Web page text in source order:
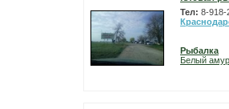
Тел: 8-918-
Рыбалка
Белый амур